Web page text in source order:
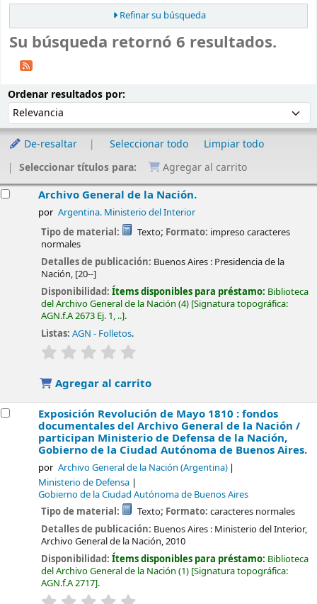
Refinar su búsqueda
Su búsqueda retornó 6 resultados.
Ordenar resultados por:
De-resaltar Seleccionar todo
Limpiar todo
Seleccionar títulos para:
Agregar al carrito
Archivo General de la Nación.
por Argentina. Ministerio del Interior
Tipo de material: Texto; Formato: impreso caracteres
normales
Detalles de publicación: Buenos Aires : Presidencia de la
Nación, [20--]
Disponibilidad:Ítems disponibles para préstamo: Biblioteca
del Archivo General de la Nación (4) Signatura topográfica:
AGN.f.A 2673 Ej. 1, .. .
Listas: AGN - Folletos.
valoración
Agregar al carrito
Exposición Revolución de Mayo 1810 : fondos
documentales del Archivo General de la Nación /
participan Ministerio de Defensa de la Nación,
Gobierno de la Ciudad Autónoma de Buenos Aires.
por Archivo General de la Nación (Argentina)
Ministerio de Defensa
Gobierno de la Ciudad Autónoma de Buenos Aires
Tipo de material: Texto; Formato: caracteres normales
Detalles de publicación: Buenos Aires : Ministerio del Interior,
Archivo General de la Nación,2010
Disponibilidad:Ítems disponibles para préstamo: Biblioteca
del Archivo General de la Nación (1) Signatura topográfica:
AGN.f.A 2717 .
valoración